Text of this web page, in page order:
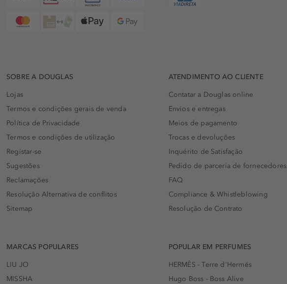
SOBRE A DOUGLAS
Lojas
Termos e condições gerais de venda
Política de Privacidade
Termos e condições de utilização
Registar-se
Sugestões
Reclamações
Resolução Alternativa de conflitos
Sitemap
ATENDIMENTO AO CLIENTE
Contatar a Douglas online
Envios e entregas
Meios de pagamento
Trocas e devoluções
Inquérito de Satisfação
Pedido de parceria de fornecedores
FAQ
Compliance & Whistleblowing
Resolução de Contrato
MARCAS POPULARES
LIU JO
MISSHA
POPULAR EM PERFUMES
HERMÈS - Terre d'Hermés
Hugo Boss - Boss Alive